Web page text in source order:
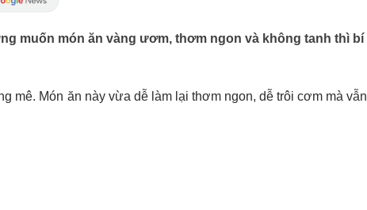
muốn món ăn vàng ươm, thơm ngon và không tanh thì bí
mê. Món ăn này vừa dễ làm lại thơm ngon, dễ trôi cơm mà vẫn